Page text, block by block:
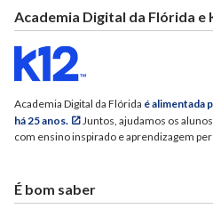
Academia Digital da Flórida e
Academia Digital da Flórida é alimentada
há 25 anos.
Juntos, ajudamos os
com ensino inspirado e aprendizagem
É bom saber